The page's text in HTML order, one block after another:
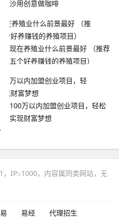
沙用创意做咖啡
现在养殖业什么前景最好 （推荐
五个好养赚钱的养殖项目）
100万以内加盟创业项目，轻松
实现财富梦想
，IP≥1000，内容属同类网站，无
易经
代理招生